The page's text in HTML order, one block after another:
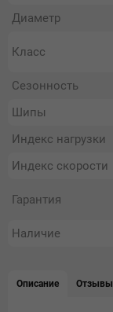
Диаметр
Класс
Сезонность
Шипы
Индекс нагрузки
Индекс скорости
Гарантия
Наличие
Описание Отзывы